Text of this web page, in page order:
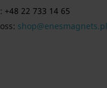
+48 22 733 14 65
shop@enesmagnets.pl